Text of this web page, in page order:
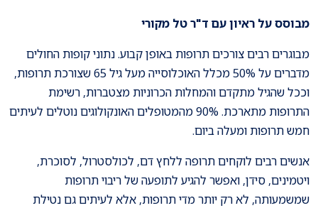
מבוסס על ראיון עם ד"ר טל מקורי
מבוגרים רבים צורכים תרופות באופן קבוע. נתוני קופות החולים
מדברים על 50% מכלל האוכלוסייה מעל גיל 65 שצורכת תרופות,
וככל שהגיל מתקדם והמחלות הכרוניות מצטברות, רשימת
התרופות מתארכת. 90% מהמטופלים האונקולוגים נוטלים לעיתים
חמש תרופות ומעלה ביום.
אנשים רבים לוקחים תרופה ללחץ דם, לכולסטרול, לסוכרת,
ויטמינים, סידן, ואפשר להגיע לתופעה של ריבוי תרופות
שמשמעותה, לא רק יותר מדי תרופות, אלא לעיתים גם נטילת